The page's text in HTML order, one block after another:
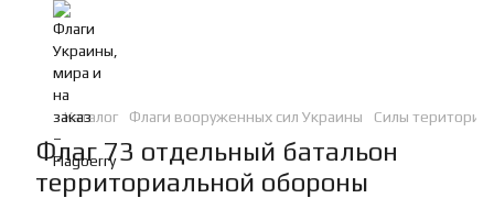
Каталог Флаги вооруженных сил Украины Силы
Флаг 73 отдельный батальон
территориальной обороны